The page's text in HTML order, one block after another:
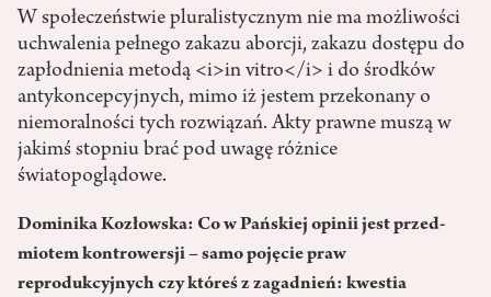
W społeczeństwie pluralistycznym nie ma możliwości
uchwalenia pełnego zakazu aborcji, zakazu dostępu do
zapłodnienia metodą <i>in vitro</i> i do środków
antykoncepcyjnych, mimo iż jestem przekonany o
niemoralności tych rozwiązań. Akty prawne muszą w
jakimś stopniu brać pod uwagę różnice
światopoglądowe.
Dominika Kozłowska: Co w Pańskiej opinii jest przed­
miotem kontrowersji – samo pojęcie praw
reprodukcyjnych czy któreś z zagadnień: kwestia